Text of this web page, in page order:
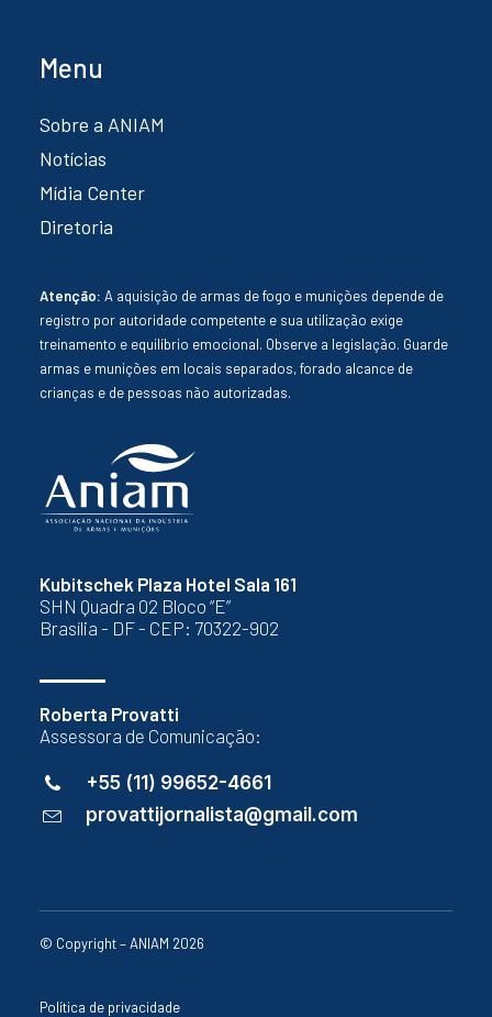
Kubitschek Plaza Hotel Sala 161
SHN Quadra 02 Bloco “E”
Brasília - DF - CEP: 70322-902
Roberta Provatti
Assessora de Comunicação:
+55 (11) 99652-4661
provattijornalista@gmail.com
Menu
Sobre a ANIAM
Notícias
Mídia Center
Diretoria
Atenção: A aquisição de armas de fogo e munições depende de
registro por autoridade competente e sua utilização exige
treinamento e equilíbrio emocional. Observe a legislação. Guarde
armas e munições em locais separados, forado alcance de
crianças e de pessoas não autorizadas.
© Copyright – ANIAM 2026
Política de privacidade